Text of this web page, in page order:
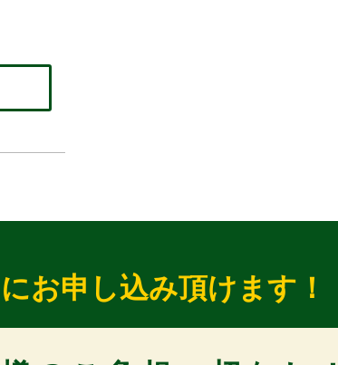
お申し込み頂けます！